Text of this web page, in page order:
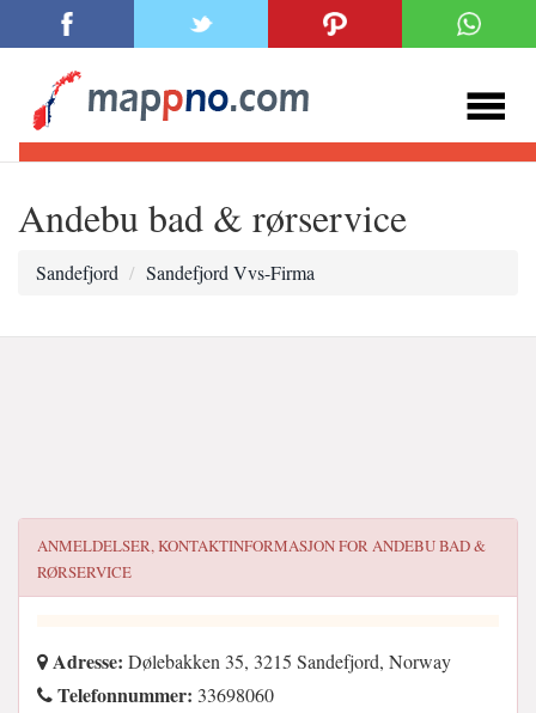
Andebu bad & rørservice
Sandefjord Sandefjord Vvs-Firma
ANMELDELSER, KONTAKTINFORMASJON FORANDEBU BAD &
RØRSERVICE
Adresse: Dølebakken 35, 3215 Sandefjord, Norway
Telefonnummer: 33698060